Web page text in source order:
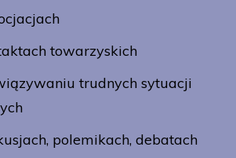
towarzyskich
trudnych sytuacji
polemikach, debatach